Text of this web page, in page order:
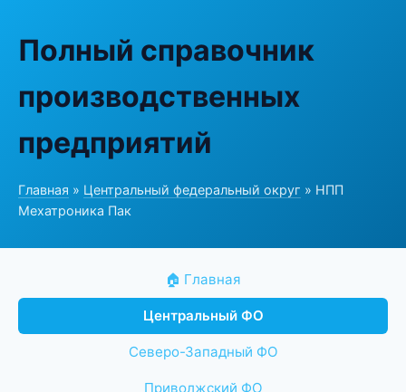
Полный справочник
производственных
предприятий
Главная » Центральный федеральный округ » НПП
Мехатроника Пак
🏠 Главная
Центральный ФО
Северо-Западный ФО
Приволжский ФО